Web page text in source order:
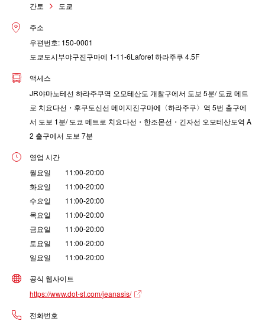
간토
도쿄
주소
우편번호: 150-0001
도쿄도시부야구진구마에 1-11-6Laforet 하라주쿠 4.5F
액세스
JR야마노테선 하라주쿠역 오모테산도 개찰구에서 도보 5분/ 도쿄 메트
로 치요다선・후쿠토신선 메이지진구마에〈하라주쿠〉역 5번 출구에
서 도보 1분/ 도쿄 메트로 치요다선・한조몬선・긴자선 오모테산도역 A
2 출구에서 도보 7분
영업 시간
월요일 11:00-20:00
화요일 11:00-20:00
수요일 11:00-20:00
목요일 11:00-20:00
금요일 11:00-20:00
토요일 11:00-20:00
일요일 11:00-20:00
공식 웹사이트
https://www.dot-st.com/jeanasis/
전화번호